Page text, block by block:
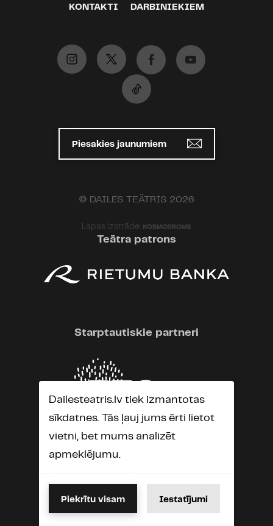
KONTAKTI DARBINIEKIEM
Piesakies jaunumiem
© DAILES TEĀTRIS 2026
Lapas izstrāde:
Teātra patrons
Starptautiskie partneri
Dailesteatris.lv tiek izmantotas
sīkdatnes. Tās ļauj jums ērti lietot
vietni, bet mums analizēt
apmeklējumu.
Piekrītu visam Iestatījumi